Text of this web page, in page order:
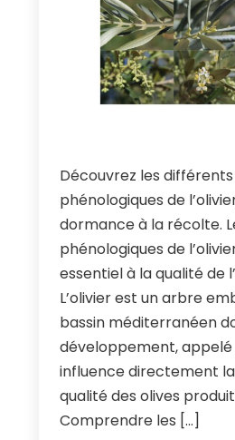
Découvrez les
phénologiques de
dormance à la récolte.
phénologiques de
essentiel à la qualité de
L’olivier est un arbre
bassin méditerranéen
développement,
influence directement
qualité des olives
Comprendre les […]